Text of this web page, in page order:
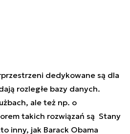
dedykowane są dla
rozległe bazy danych.
ale też np. o
takich rozwiązań są Stany
inny, jak Barack Obama